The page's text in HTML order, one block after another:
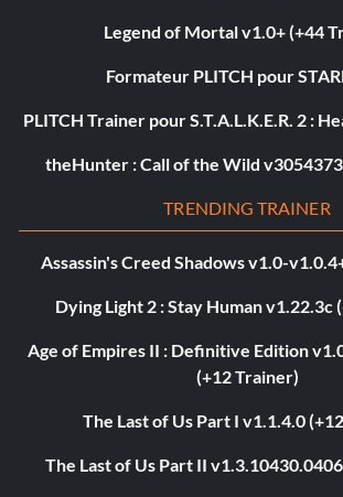
Legend of Mortal v1.0+ (+44
Formateur PLITCH pour
PLITCH Trainer pour S.T.A.L.K.E.R. 2 :
theHunter : Call of the Wild
TRENDING TRAINER
Assassin's Creed Shadows v1.0-
Dying Light 2 : Stay Human v1.22.3c
Age of Empires II : Definitive Edition
(+12 Trainer)
The Last of Us Part I v1.1.4.0
The Last of Us Part II